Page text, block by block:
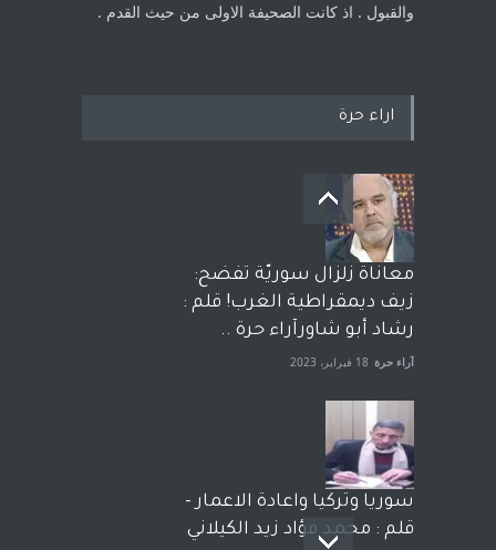
والقبول . اذ كانت ‏الصحيفة الاولى من حيث القدم . ‏
اراء حرة
معاناة زلزال سوريّة تفضح:
زيف ديمقراطية الغرب! قلم :
رشاد أبو شاورآراء حرة ..
آراء حرة 18 فبراير، 2023
سوريا وتركيا واعادة الاعمار -
قلم : محمد فؤاد زيد الكيلاني